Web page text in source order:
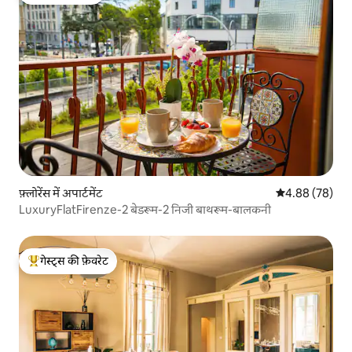
फ़्लोरेंस में अपार्टमेंट औसत रेटिंग 5 में
4.88 (78)
LuxuryFlatFirenze-2 बेडरूम-2 निजी बाथरूम-बालकनी
गेस्ट्स का टॉप फ़ेवरेट
गेस्ट्स की फ़ेवरेट